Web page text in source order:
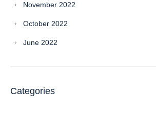
November 2022
October 2022
June 2022
Categories